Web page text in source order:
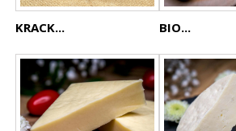
KRACK... BIO...